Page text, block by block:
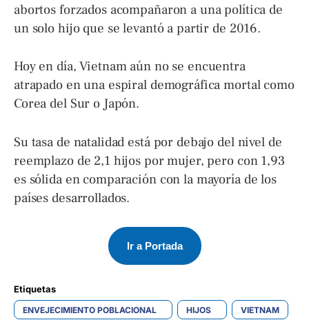
abortos forzados acompañaron a una política de
un solo hijo que se levantó a partir de 2016.
Hoy en día, Vietnam aún no se encuentra
atrapado en una espiral demográfica mortal como
Corea del Sur o Japón.
Su tasa de natalidad está por debajo del nivel de
reemplazo de 2,1 hijos por mujer, pero con 1,93
es sólida en comparación con la mayoría de los
países desarrollados.
Ir a Portada
Etiquetas
ENVEJECIMIENTO POBLACIONAL HIJOS VIETNAM